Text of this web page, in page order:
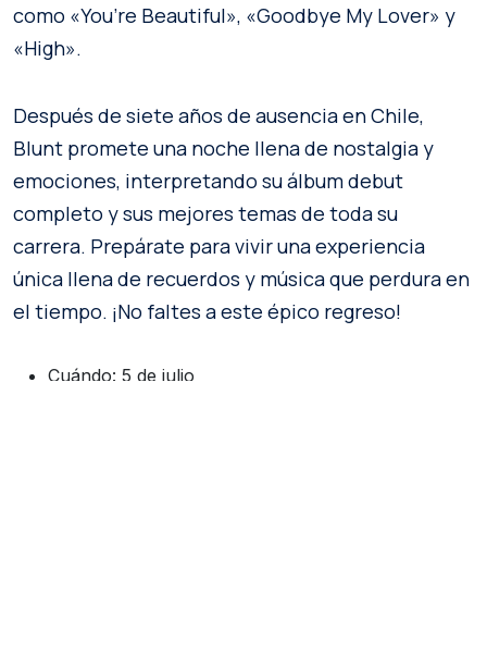
como «You’re Beautiful», «Goodbye My Lover» y
«High».
Después de siete años de ausencia en Chile,
Blunt promete una noche llena de nostalgia y
emociones, interpretando su álbum debut
completo y sus mejores temas de toda su
carrera. Prepárate para vivir una experiencia
única llena de recuerdos y música que perdura en
el tiempo. ¡No faltes a este épico regreso!
Cuándo: 5 de julio